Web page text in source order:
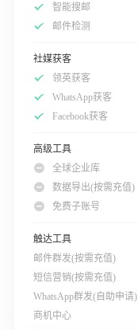
智能搜邮
邮件检测
社媒获客
领英获客
WhatsApp获客
Facebook获客
高级工具
全球企业库
数据导出(按需充值)
免费子账号
触达工具
邮件群发(按需充值)
短信营销(按需充值)
WhatsApp群发(自助申请)
商机中心